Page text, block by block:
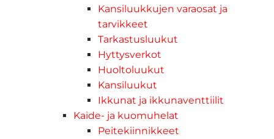
Kansiluukkujen varaosat ja
tarvikkeet
Tarkastusluukut
Hyttysverkot
Huoltoluukut
Kansiluukut
Ikkunat ja ikkunaventtiilit
Kaide- ja kuomuhelat
Peitekiinnikkeet